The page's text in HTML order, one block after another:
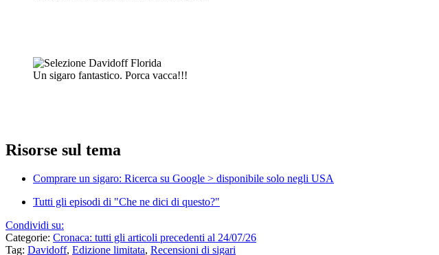
Un sigaro fantastico. Porca vacca!!!
Risorse sul tema
Comprare un sigaro: Ricerca su Google > disponibile solo negli USA
Tutti gli episodi di "Che ne dici di questo?"
Condividi su:
Categorie: Cronaca: tutti gli articoli precedenti al 24/07/26
Tag: Davidoff, Edizione limitata, Recensioni di sigari